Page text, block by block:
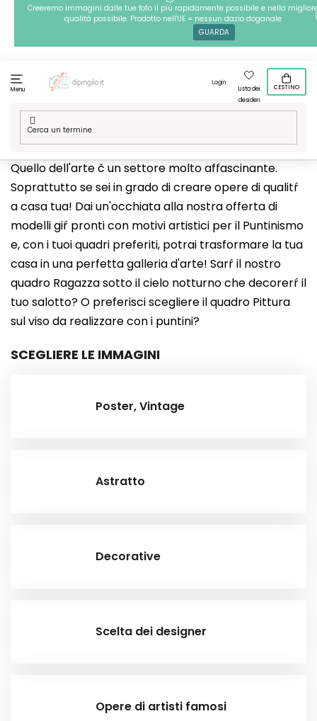
Passa
contenuto
Creeremo immagini dalle tue foto il più rapidamente possibile e nella
qualità possibile. Prodotto nell'UE = nessun dazio doganale
GUARDA
Menu
Login
Lista dei
desideri
CESTINO
Casa
Tecniche / Puntinismo
Quello dell'arte č un settore molto affascinante.
Soprattutto se sei in grado di creare opere di qualitŕ
a casa tua! Dai un'occhiata alla nostra offerta di
modelli giŕ pronti con motivi artistici per il Puntinismo
e, con i tuoi quadri preferiti, potrai trasformare la tua
casa in una perfetta galleria d'arte! Sarŕ il nostro
quadro Ragazza sotto il cielo notturno che decorerŕ il
tuo salotto? O preferisci scegliere il quadro Pittura
sul viso da realizzare con i puntini?
SCEGLIERE LE IMMAGINI
Poster, Vintage
Astratto
Decorative
Scelta dei designer
Opere di artisti famosi